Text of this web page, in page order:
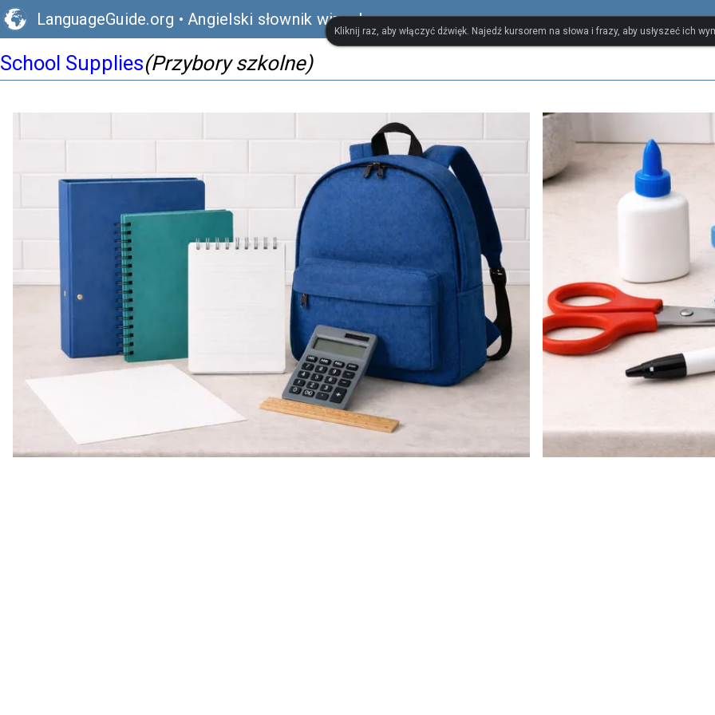
LanguageGuide.org • Angielski słownik wizualny
School Supplies(Przybory szkolne)
Kliknij raz, aby włączyć dźwięk. Najedź kursorem na słowa i frazy, aby usłyszeć ich